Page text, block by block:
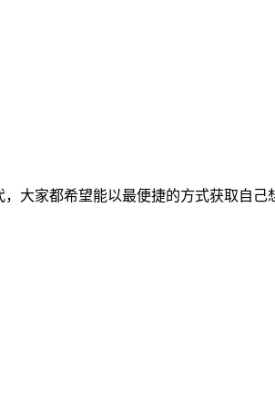
大家都希望能以最便捷的方式获取自